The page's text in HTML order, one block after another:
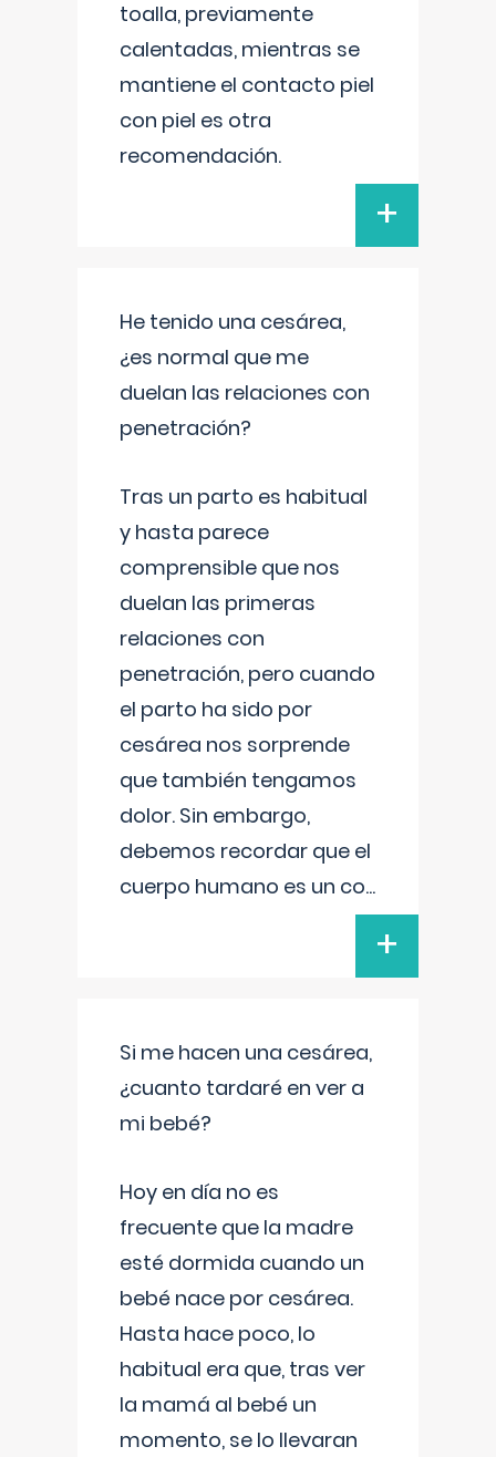
toalla, previamente
calentadas, mientras se
mantiene el contacto piel
con piel es otra
recomendación.
+
He tenido una cesárea,
¿es normal que me
duelan las relaciones con
penetración?
Tras un parto es habitual
y hasta parece
comprensible que nos
duelan las primeras
relaciones con
penetración, pero cuando
el parto ha sido por
cesárea nos sorprende
que también tengamos
dolor. Sin embargo,
debemos recordar que el
cuerpo humano es un co...
+
Si me hacen una cesárea,
¿cuanto tardaré en ver a
mi bebé?
Hoy en día no es
frecuente que la madre
esté dormida cuando un
bebé nace por cesárea.
Hasta hace poco, lo
habitual era que, tras ver
la mamá al bebé un
momento, se lo llevaran